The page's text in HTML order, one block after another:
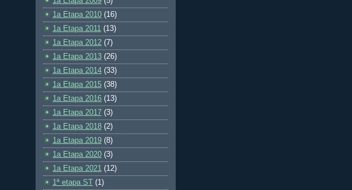
1a Etapa 2010 (16)
1a Etapa 2011 (13)
1a Etapa 2012 (7)
1a Etapa 2013 (26)
1a Etapa 2014 (33)
1a Etapa 2015 (38)
1a Etapa 2016 (13)
1a Etapa 2017 (3)
1a Etapa 2018 (2)
1a Etapa 2019 (8)
1a Etapa 2020 (3)
1a Etapa 2021 (12)
1ª etapa ST (1)